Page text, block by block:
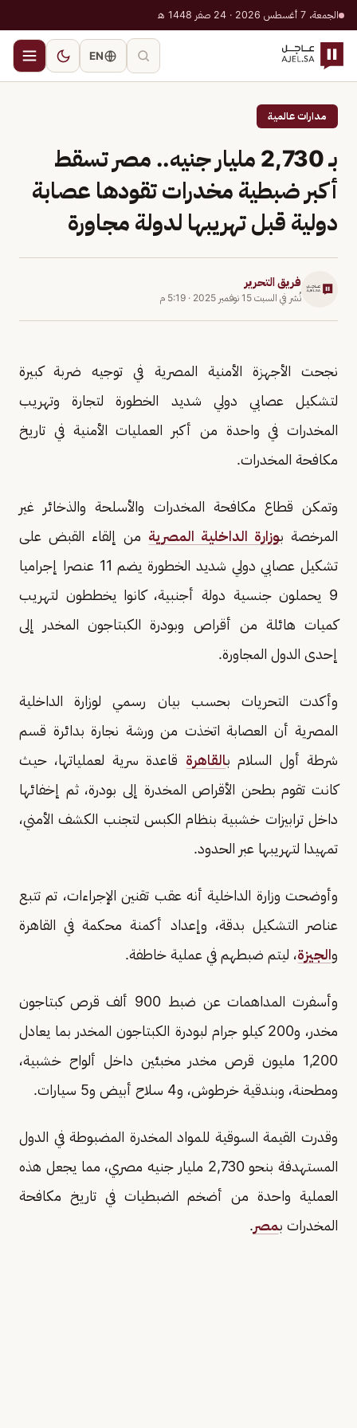
الجمعة، 7 أغسطس 2026 · 24 صفر 1448 هـ
EN
مدارات عالمية
بـ 2,730 مليار جنيه.. مصر تسقط
أكبر ضبطية مخدرات تقودها عصابة
دولية قبل تهريبها لدولة مجاورة
فريق التحرير
نُشر في السبت 15 نوفمبر 2025 · 5:19 م
نجحت الأجهزة الأمنية المصرية في توجيه ضربة كبيرة
لتشكيل عصابي دولي شديد الخطورة لتجارة وتهريب
المخدرات في واحدة من أكبر العمليات الأمنية في تاريخ
مكافحة المخدرات.
وتمكن قطاع مكافحة المخدرات والأسلحة والذخائر غير
المرخصة بوزارة الداخلية المصرية من إلقاء القبض على
تشكيل عصابي دولي شديد الخطورة يضم 11 عنصرا إجراميا
9 يحملون جنسية دولة أجنبية، كانوا يخططون لتهريب
كميات هائلة من أقراص وبودرة الكبتاجون المخدر إلى
إحدى الدول المجاورة.
وأكدت التحريات بحسب بيان رسمي لوزارة الداخلية
المصرية أن العصابة اتخذت من ورشة نجارة بدائرة قسم
شرطة أول السلام بالقاهرة قاعدة سرية لعملياتها، حيث
كانت تقوم بطحن الأقراص المخدرة إلى بودرة، ثم إخفائها
داخل ترابيزات خشبية بنظام الكبس لتجنب الكشف الأمني،
تمهيدا لتهريبها عبر الحدود.
وأوضحت وزارة الداخلية أنه عقب تقنين الإجراءات، تم تتبع
عناصر التشكيل بدقة، وإعداد أكمنة محكمة في القاهرة
والجيزة، ليتم ضبطهم في عملية خاطفة.
وأسفرت المداهمات عن ضبط 900 ألف قرص كبتاجون
مخدر، و200 كيلو جرام لبودرة الكبتاجون المخدر بما يعادل
1,200 مليون قرص مخدر مخبئين داخل ألواح خشبية،
ومطحنة، وبندقية خرطوش، و4 سلاح أبيض و5 سيارات.
وقدرت القيمة السوقية للمواد المخدرة المضبوطة في الدول
المستهدفة بنحو 2,730 مليار جنيه مصري، مما يجعل هذه
العملية واحدة من أضخم الضبطيات في تاريخ مكافحة
المخدرات بمصر.